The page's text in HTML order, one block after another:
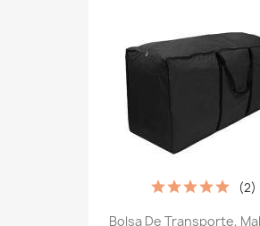
Bolsa De Transporte,
(2)